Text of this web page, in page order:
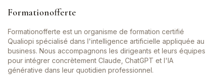
Formationofferte
Formationofferte est un organisme de formation certifié
Qualiopi spécialisé dans l'intelligence artificielle appliquée au
business. Nous accompagnons les dirigeants et leurs équipes
pour intégrer concrètement Claude, ChatGPT et l'IA
générative dans leur quotidien professionnel.